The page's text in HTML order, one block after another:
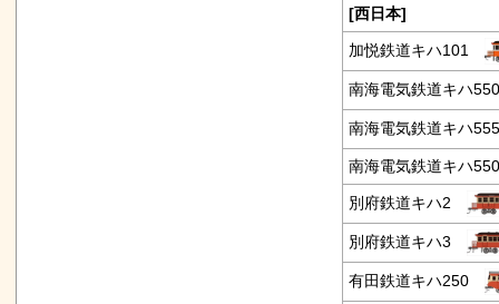
[西日本]
加悦鉄道キハ101
南海電気鉄道キハ
南海電気鉄道キハ
南海電気鉄道キハ
別府鉄道キハ2
別府鉄道キハ3
有田鉄道キハ250